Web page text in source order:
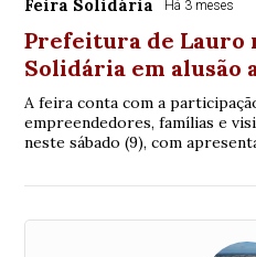
Feira Solidária Há 3 meses
Prefeitura de Lauro
Solidária em alusão
A feira conta com a
empreendedores, famílias e
neste sábado (9), com